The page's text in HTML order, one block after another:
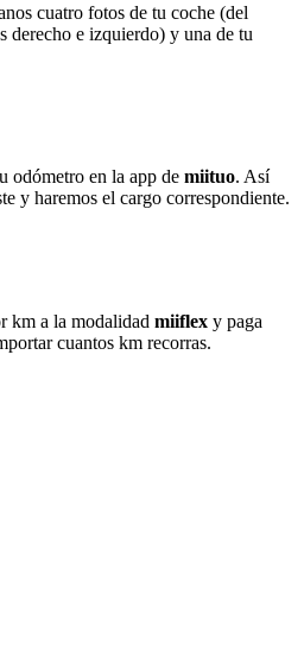
cuatro fotos de tu coche (del
derecho e izquierdo) y una de tu
odómetro en la app de miituo. Así
y haremos el cargo correspondiente.
km a la modalidad miiflex y paga
cuantos km recorras.